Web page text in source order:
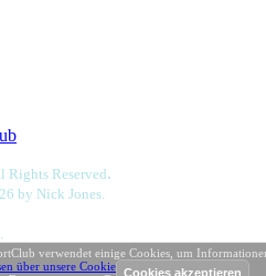
verwendet einige Cookies, um
über unsere Cookies
Rights Reserved.
by Nick Jones.
- 131 DB-Abfragen